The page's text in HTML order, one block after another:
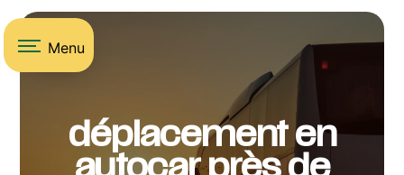
Menu
déplacement en
Panneau de gestion des cookies